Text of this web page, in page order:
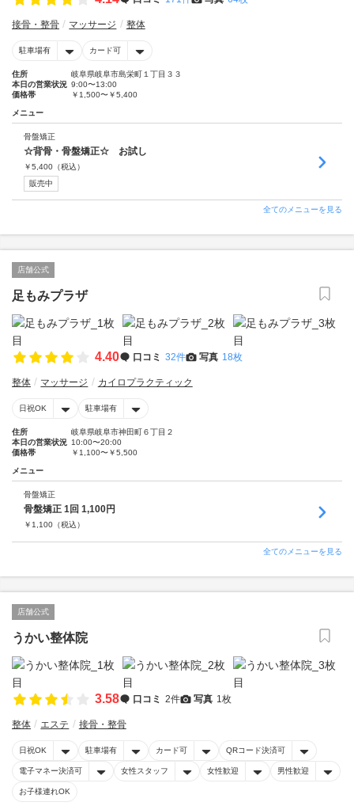
接骨・整骨 マッサージ 整体
駐車場有 カード可
住所
岐阜県岐阜市島栄町１丁目３３
本日の営業状況 9:00〜13:00
価格帯
￥1,500〜￥5,400
メニュー
骨盤矯正
☆背骨・骨盤矯正☆ お試し
￥5,400 （税込）
販売中
全てのメニューを見る
店舗公式
足もみプラザ
4.40 口コミ 32件 写真 18枚
整体 マッサージ カイロプラクティック
日祝OK 駐車場有
住所
岐阜県岐阜市神田町６丁目２
本日の営業状況 10:00〜20:00
価格帯
￥1,100〜￥5,500
メニュー
骨盤矯正
骨盤矯正 1回 1,100円
￥ 1,100 （税込）
全てのメニューを見る
店舗公式
うかい整体院
3.58 口コミ 2件 写真 1枚
整体 エステ 接骨・整骨
日祝OK 駐車場有 カード可 QRコード決済可
電子マネー決済可 女性スタッフ 女性歓迎 男性歓迎
お子様連れOK